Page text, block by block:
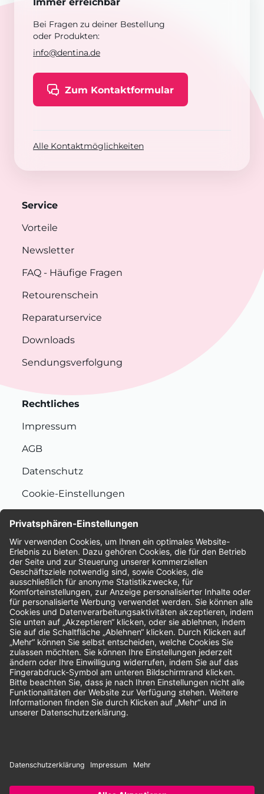
Bei Fragen zu deiner Bestellung
oder Produkten:
info@dentina.de
Zum Kontaktformular
Alle Kontaktmöglichkeiten
Service
Vorteile
Newsletter
FAQ - Häufige Fragen
Retourenschein
Reparaturservice
Downloads
Sendungsverfolgung
Rechtliches
Impressum
AGB
Datenschutz
Cookie-Einstellungen
Bewertungen
Unsere Zahlungsarten:
Rechnung SEPA-Lastschrift Vorkasse